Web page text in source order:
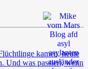
kamen, heute
Und was passiert, wenn